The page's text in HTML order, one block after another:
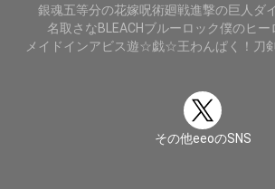
銀魂五等分の花嫁呪術廻戦進撃の巨人 ダ
名取さなBLEACHブルーロック僕のヒー
メイドインアビス遊☆戯☆王わんぱく！刀
その他eeoのSNS